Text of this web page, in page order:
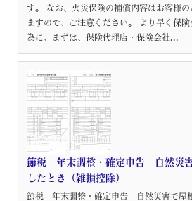
す。 なお、火災保険の補償内容はお客様の
ますので、ご注意ください。 より早く保険
為に、まずは、保険代理店・保険会社...
節税 年末調整・確定申告 自然災
したとき（雑損控除）
節税 年末調整・確定申告 自然災害で屋